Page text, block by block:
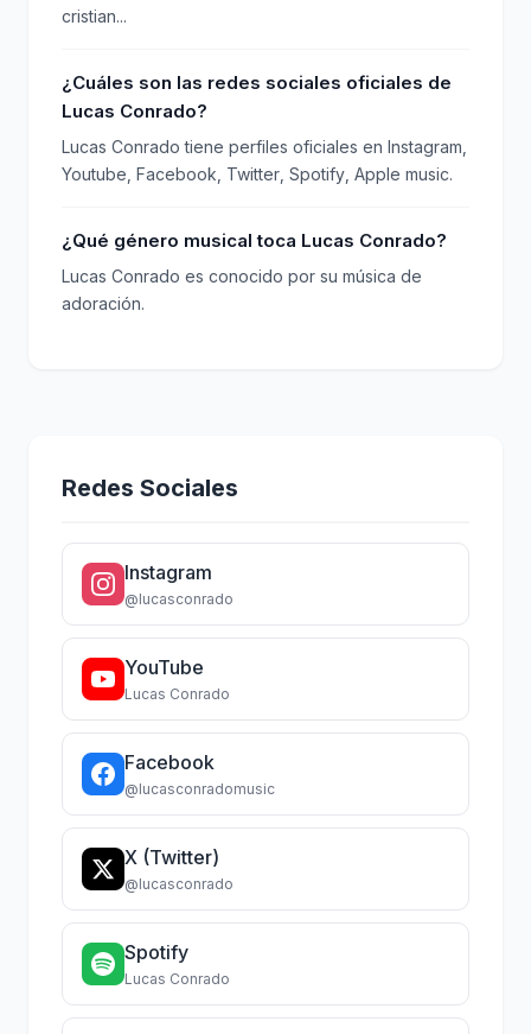
cristian...
¿Cuáles son las redes sociales oficiales de
Lucas Conrado?
Lucas Conrado tiene perfiles oficiales en Instagram,
Youtube, Facebook, Twitter, Spotify, Apple music.
¿Qué género musical toca Lucas Conrado?
Lucas Conrado es conocido por su música de
adoración.
Redes Sociales
Instagram
@lucasconrado
YouTube
Lucas Conrado
Facebook
@lucasconradomusic
X (Twitter)
@lucasconrado
Spotify
Lucas Conrado